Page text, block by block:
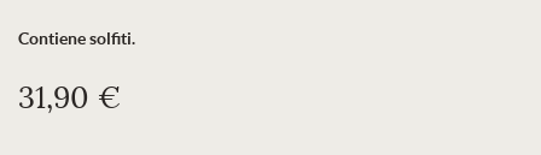
Contiene solfiti.
31,90 €